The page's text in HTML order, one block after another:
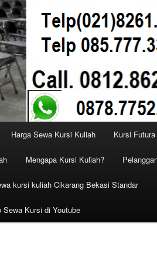
Harga Sewa Kursi Kuliah Kursi Futura
Mengapa Kursi Kuliah?
kursi kuliah Cikarang Bekasi Standar
Sewa Kursi di Youtube